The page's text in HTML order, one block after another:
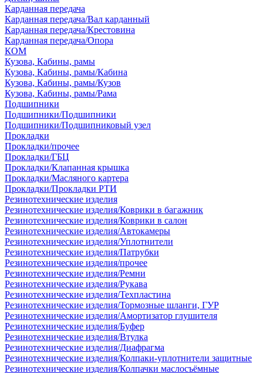
Карданная передача
Карданная передача/Вал карданный
Карданная передача/Крестовина
Карданная передача/Опора
КОМ
Кузова, Кабины, рамы
Кузова, Кабины, рамы/Кабина
Кузова, Кабины, рамы/Кузов
Кузова, Кабины, рамы/Рама
Подшипники
Подшипники/Подшипники
Подшипники/Подшипниковый узел
Прокладки
Прокладки/прочее
Прокладки/ГБЦ
Прокладки/Клапанная крышка
Прокладки/Масляного картера
Прокладки/Прокладки РТИ
Резинотехнические изделия
Резинотехнические изделия/Коврики в багажник
Резинотехнические изделия/Коврики в салон
Резинотехнические изделия/Автокамеры
Резинотехнические изделия/Уплотнители
Резинотехнические изделия/Патрубки
Резинотехнические изделия/прочее
Резинотехнические изделия/Ремни
Резинотехнические изделия/Рукава
Резинотехнические изделия/Техпластина
Резинотехнические изделия/Тормозные шланги, ГУР
Резинотехнические изделия/Амортизатор глушителя
Резинотехнические изделия/Буфер
Резинотехнические изделия/Втулка
Резинотехнические изделия/Диафрагма
Резинотехнические изделия/Колпаки-уплотнители защитные
Резинотехнические изделия/Колпачки маслосъёмные